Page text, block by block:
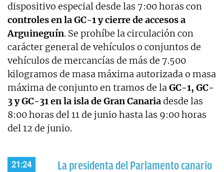
dispositivo especial desde las 7:00 horas con
controles en la GC-1 y cierre de accesos a
Arguineguín. Se prohíbe la circulación con
carácter general de vehículos o conjuntos de
vehículos de mercancías de más de 7.500
kilogramos de masa máxima autorizada o masa
máxima de conjunto en tramos de laGC-1, GC-
3 y GC-31 en la isla de Gran Canariadesde las
8:00 horas del 11 de junio hasta las 9:00 horas
del 12 de junio.
21:24
La presidenta del Parlamento canario